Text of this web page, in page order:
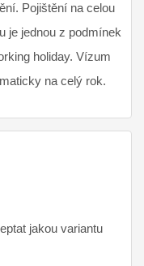
Pojištění na celou
je jednou z podmínek
holiday. Vízum
na celý rok.
jakou variantu